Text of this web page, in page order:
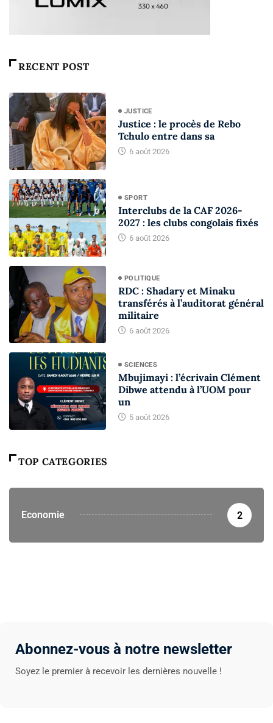
RECENT POST
JUSTICE
Justice : le procès de Rebo
Tchulo entre dans sa
6 août 2026
SPORT
Interclubs de la CAF 2026-
2027 : les clubs congolais fixés
6 août 2026
POLITIQUE
RDC : Shadary et Minaku
transférés à l’auditorat général
militaire
6 août 2026
SCIENCES
Mbujimayi : l’écrivain Clément
Dibwe attendu à l’UOM pour
un
5 août 2026
TOP CATEGORIES
Economie 2
Abonnez-vous à notre newsletter
Soyez le premier à recevoir les dernières nouvelle !